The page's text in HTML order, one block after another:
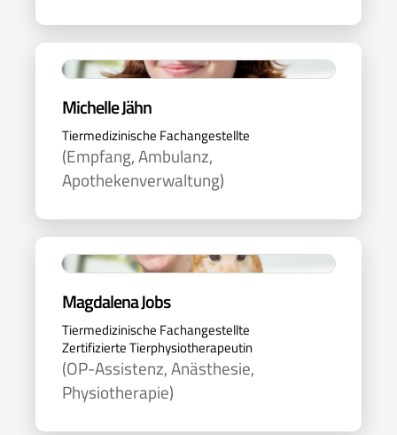
Michelle Jähn
Tiermedizinische Fachangestellte
(Empfang, Ambulanz,
Apothekenverwaltung)
Magdalena Jobs
Tiermedizinische Fachangestellte
Zertifizierte Tierphysiotherapeutin
(OP-Assistenz, Anästhesie,
Physiotherapie)